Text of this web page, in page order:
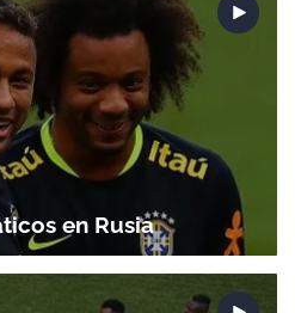
en Rusia